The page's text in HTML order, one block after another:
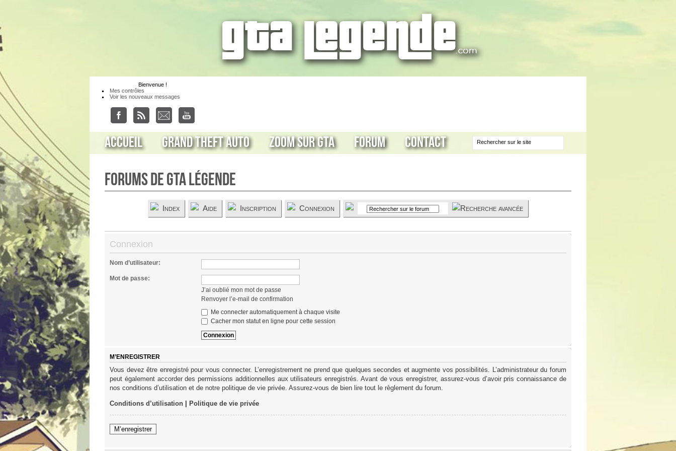
Bienvenue !
Mes contrôles
Voir les nouveaux messages
Accueil Grand Theft Auto Zoom sur GTA Forum Contact
Forums de GTA Légende
Index Aide Inscription Connexion
Connexion
Nom d’utilisateur:
Mot de passe:
J’ai oublié mon mot de passe
Renvoyer l’e-mail de confirmation
Me connecter automatiquement à chaque visite
Cacher mon statut en ligne pour cette session
M’ENREGISTRER
Vous devez être enregistré pour vous connecter. L’enregistrement ne prend que quelques secondes et augmente vos possibilités. L’administrateur du forum
peut également accorder des permissions additionnelles aux utilisateurs enregistrés. Avant de vous enregistrer, assurez-vous d’avoir pris connaissance de
nos conditions d’utilisation et de notre politique de vie privée. Assurez-vous de bien lire tout le règlement du forum.
Conditions d’utilisation Politique de vie privée
M’enregistrer